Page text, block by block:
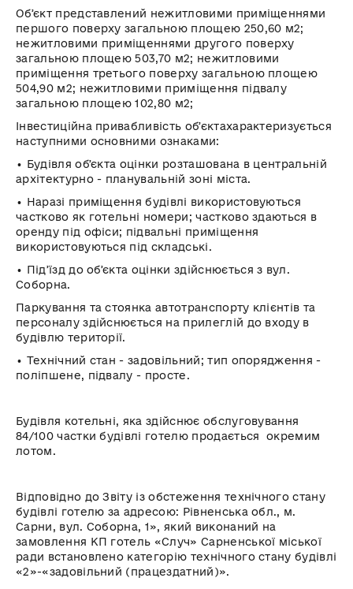
Обʼєктпредставлений нежитловими приміщеннями
першого поверху загальною площею 250,60 м2;
нежитловими приміщеннями другого поверху
загальною площею 503,70 м2; нежитловими
приміщення третього поверху загальною площею
504,90 м2; нежитловими приміщення підвалу
загальною площею 102,80 м2;
Інвестиційна привабливість обʼєктахарактеризується
наступними основними ознаками:
• Будівляобʼєкта оцінки розташована в центральній
архітектурно - планувальній зоні міста.
• Наразі приміщення будівлі використовуються
частково як готельні номери; частково здаються в
оренду під офіси; підвальні приміщення
використовуються під складські.
• Підʼїзд дообʼєкта оцінки здійснюється з вул.
Соборна.
Паркування та стоянка автотранспорту клієнтів та
персоналу здійснюється на прилеглій до входу в
будівлю території.
• Технічний стан - задовільний; тип опорядження -
поліпшене, підвалу - просте.
Будівля котельні, яка здійснює обслуговування
84/100 частки будівлі готелю продається окремим
лотом.
Відповідно до Звіту із обстеження технічного стану
будівлі готелю за адресою: Рівненська обл., м.
Сарни, вул. Соборна, 1», який виконаний на
замовлення КП готель «Случ» Сарненської міської
ради встановлено категорію технічного стану будівлі
«2»-«задовільний (працездатний)».